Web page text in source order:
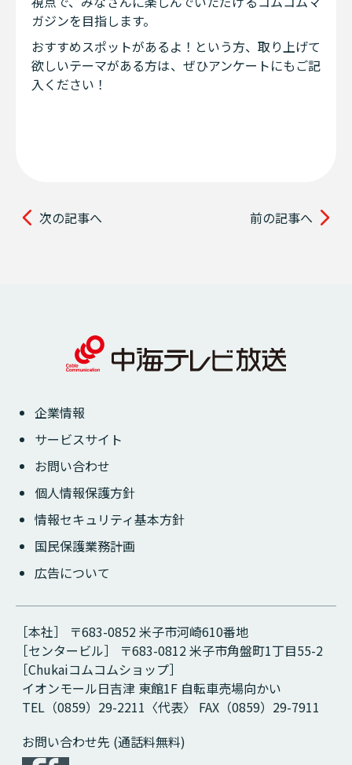
ガジンを目指します。
おすすめスポットがあるよ！という方、取り上げて
欲しいテーマがある方は、ぜひアンケートにもご記
入ください！
次の記事へ 前の記事へ
企業情報
サービスサイト
お問い合わせ
個人情報保護方針
情報セキュリティ基本方針
国民保護業務計画
広告について
［本社］ 〒683-0852 米子市河崎610番地
［センタービル］ 〒683-0812 米子市角盤町1丁目55-2
［Chukaiコムコムショップ］
イオンモール日吉津 東館1F 自転車売場向かい
TEL（0859）29-2211〈代表〉 FAX（0859）29-7911
お問い合わせ先 (通話料無料)